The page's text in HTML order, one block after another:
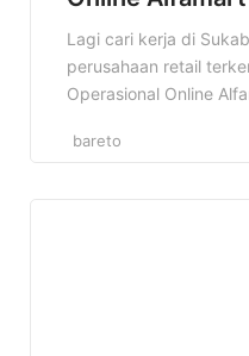
Terbaru
Lagi cari kerja di
perusahaan retail
Operasional Online
akan bahas tuntas
bareto